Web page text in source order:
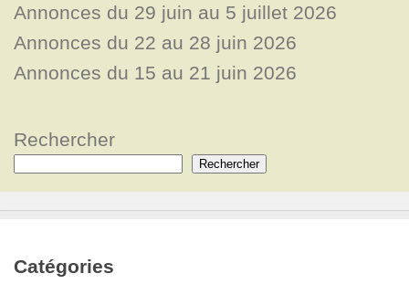
Annonces du 29 juin au 5 juillet 2026
Annonces du 22 au 28 juin 2026
Annonces du 15 au 21 juin 2026
Rechercher
Rechercher
Catégories